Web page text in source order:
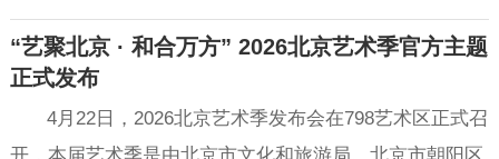
“艺聚北京 · 和合万方” 2026北京艺术季官方主题
正式发布
4月22日，2026北京艺术季发布会在798艺术区正式召